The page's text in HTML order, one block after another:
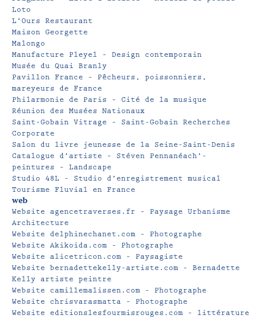
Loto
L’Ours Restaurant
Maison Georgette
Malongo
Manufacture Pleyel – Design contemporain
Musée du Quai Branly
Pavillon France – Pêcheurs, poissonniers,
mareyeurs de France
Philarmonie de Paris – Cité de la musique
Réunion des Musées Nationaux
Saint-Gobain Vitrage – Saint-Gobain Recherches
Corporate
Salon du livre jeunesse de la Seine-Saint-Denis
Catalogue d’artiste – Stéven Pennanéach’-
peintures – Landscape
Studio 48L – Studio d’enregistrement musical
Tourisme Fluvial en France
web
Website agencetraverses.fr – Paysage Urbanisme
Architecture
Website delphinechanet.com – Photographe
Website Akikoida.com – Photographe
Website alicetricon.com – Paysagiste
Website bernadettekelly-artiste.com – Bernadette
Kelly artiste peintre
Website camillemalissen.com – Photographe
Website chrisvarasmatta – Photographe
Website editionslesfourmisrouges.com – littérature